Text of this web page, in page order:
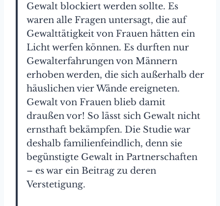
Gewalt blockiert werden sollte. Es
waren alle Fragen untersagt, die auf
Gewalttätigkeit von Frauen hätten ein
Licht werfen können. Es durften nur
Gewalterfahrungen von Männern
erhoben werden, die sich außerhalb der
häuslichen vier Wände ereigneten.
Gewalt von Frauen blieb damit
draußen vor! So lässt sich Gewalt nicht
ernsthaft bekämpfen. Die Studie war
deshalb familienfeindlich, denn sie
begünstigte Gewalt in Partnerschaften
– es war ein Beitrag zu deren
Verstetigung.